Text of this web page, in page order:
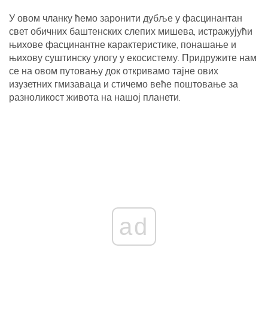
У овом чланку ћемо заронити дубље у фасцинантан
свет обичних баштенских слепих мишева, истражујући
њихове фасцинантне карактеристике, понашање и
њихову суштинску улогу у екосистему. Придружите нам
се на овом путовању док откривамо тајне ових
изузетних гмизаваца и стичемо веће поштовање за
разноликост живота на нашој планети.
ad